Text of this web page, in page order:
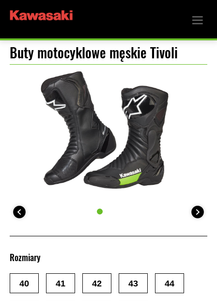
Buty motocyklowe męskie Tivoli
Rozmiary
40 41 42 43 44